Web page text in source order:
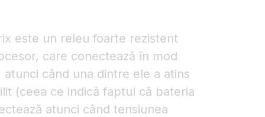
este un releu foarte rezistent
care conectează în mod
când una dintre ele a atins
(ceea ce indică faptul că bateria
atunci când tensiunea